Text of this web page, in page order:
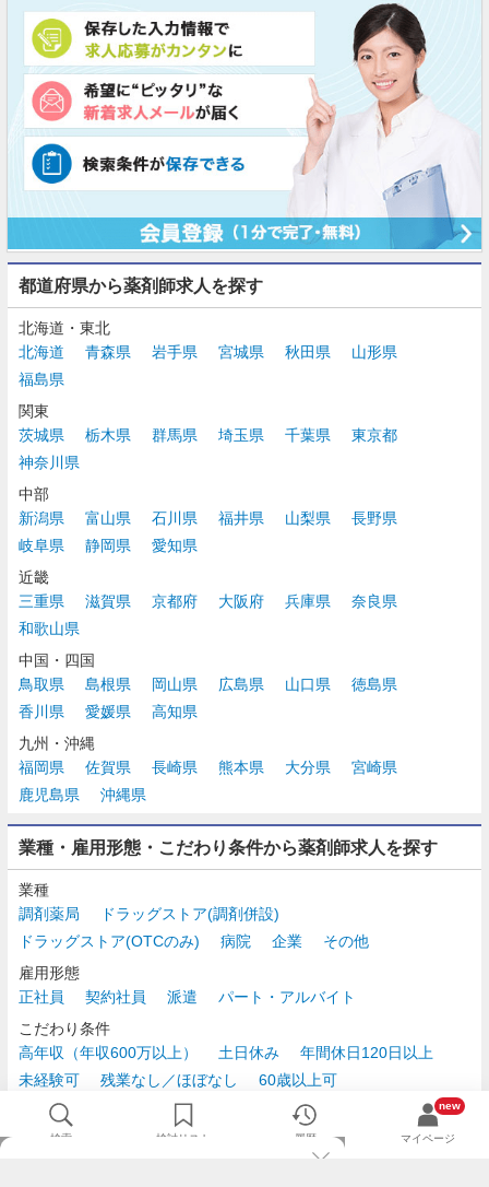
都道府県から薬剤師求人を探す
北海道・東北
北海道
青森県 岩手県 宮城県 秋田県
山形県
福島県
関東
茨城県
栃木県 群馬県 埼玉県 千葉県
東京都
神奈川県
中部
新潟県
富山県 石川県 福井県 山梨県
長野県
岐阜県
静岡県
愛知県
近畿
三重県
滋賀県 京都府 大阪府 兵庫県
奈良県
和歌山県
中国・四国
鳥取県
島根県 岡山県 広島県 山口県
徳島県
香川県
愛媛県
高知県
九州・沖縄
福岡県
佐賀県 長崎県 熊本県 大分県
宮崎県
鹿児島県
沖縄県
業種・雇用形態・こだわり条件から薬剤師求人を探す
業種
調剤薬局
ドラッグストア(調剤併設)
ドラッグストア(OTCのみ)
病院 企業
その他
雇用形態
正社員
契約社員 派遣
パート・アルバイト
こだわり条件
高年収（年収600万以上）
土日休み
年間休日120日以上
未経験可
残業なし／ほぼなし
60歳以上可
時給2,500円以上
検索 検討リスト 履歴
new
マイページ